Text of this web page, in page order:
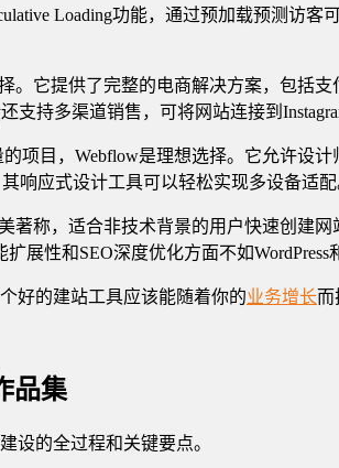
Loading功能，通过预加载预测访
。它提供了完整的电商解决方案，包括
持多渠道销售，可将网站连接到
项目，Webflow是理想选择。它允许设
响应式设计工具可以轻松实现多设备适配
著称，适合非技术背景的用户快速创建网
性和SEO深度优化方面不如WordPress
好的建站工具应该能随着你的业务增长而
品集
设的全过程和关键要点。